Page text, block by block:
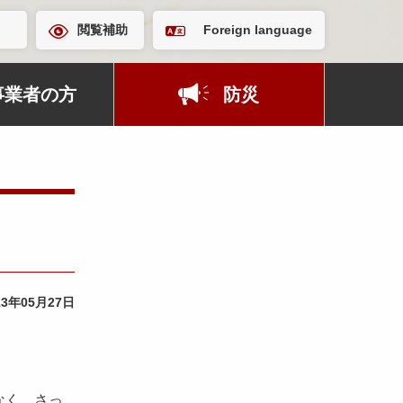
閲覧補助 Foreign language
業者の方 防災
年05月27日
く、さっ